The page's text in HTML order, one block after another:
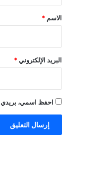
*
الاسم *
البريد الإلكتروني *
احفظ اسمي، بريدي